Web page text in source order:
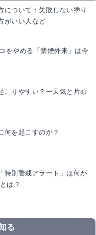
について：失敗しない塗り
がいい人など
をやめる「禁煙外来」は今
こりやすい？ー天気と片頭
何を起こすのか？
特別警戒アラート」は何が
は？
る